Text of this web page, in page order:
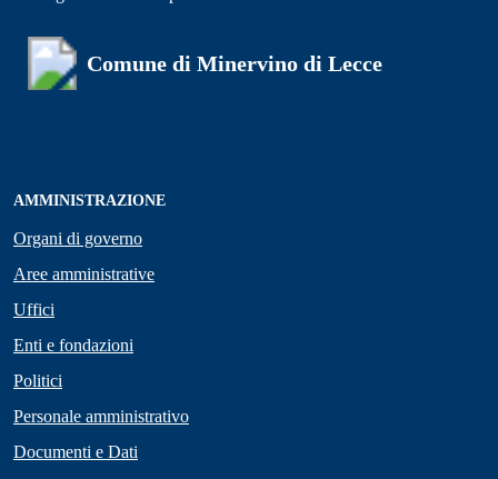
Comune di Minervino di Lecce
AMMINISTRAZIONE
Organi di governo
Aree amministrative
Uffici
Enti e fondazioni
Politici
Personale amministrativo
Documenti e Dati